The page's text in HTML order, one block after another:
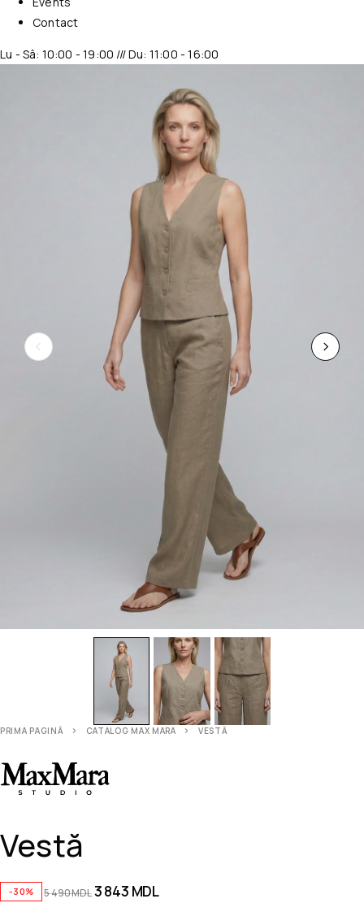
Contact
Lu - Sâ: 10:00 - 19:00 /// Du: 11:00 - 16:00
PRIMA PAGINĂ CATALOG MAX MARA VESTĂ
Vestă
-30% 5 490MDL3 843 MDL